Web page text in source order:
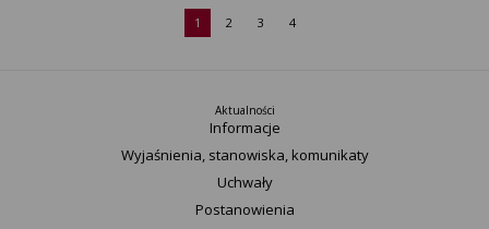
1 2 3 4
Aktualności
Informacje
Wyjaśnienia, stanowiska, komunikaty
Uchwały
Postanowienia